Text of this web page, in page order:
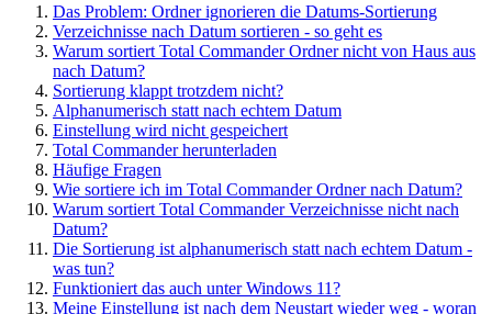
Das Problem: Ordner ignorieren die Datums-Sortierung
Verzeichnisse nach Datum sortieren - so geht es
Warum sortiert Total Commander Ordner nicht von Haus aus
nach Datum?
Sortierung klappt trotzdem nicht?
Alphanumerisch statt nach echtem Datum
Einstellung wird nicht gespeichert
Total Commander herunterladen
Häufige Fragen
Wie sortiere ich im Total Commander Ordner nach Datum?
Warum sortiert Total Commander Verzeichnisse nicht nach
Datum?
Die Sortierung ist alphanumerisch statt nach echtem Datum -
was tun?
Funktioniert das auch unter Windows 11?
Meine Einstellung ist nach dem Neustart wieder weg - woran